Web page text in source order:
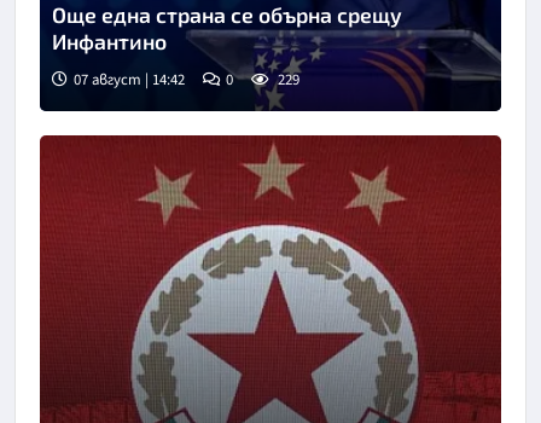
Още една страна се обърна срещу
Инфантино
07 август | 14:42 0 229